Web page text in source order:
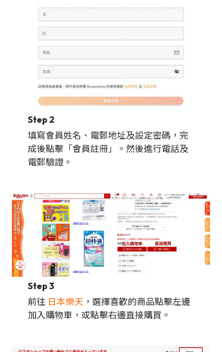
Step 2
填寫會員姓名、電郵地址及設定密碼，完
成後點擊「會員註冊」。然後進行電話及
電郵驗證。
Step 3
前往 日本樂天 ，選擇喜歡的商品點擊左邊
加入購物車，或點擊右邊直接購買。